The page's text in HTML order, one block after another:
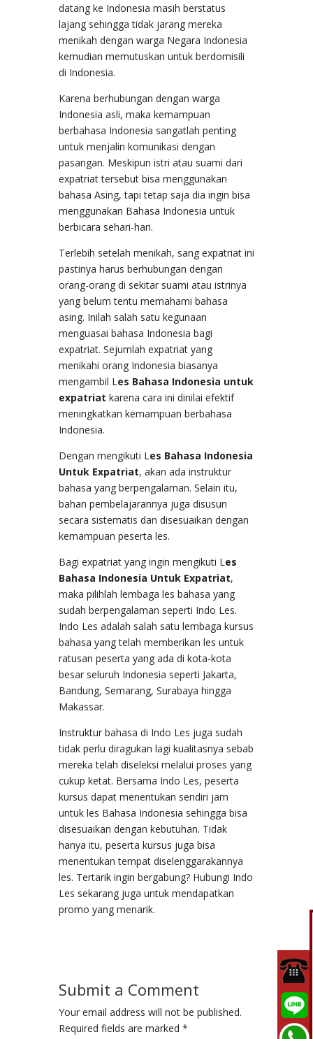
datang ke Indonesia masih berstatus
lajang sehingga tidak jarang mereka
menikah dengan warga Negara Indonesia
kemudian memutuskan untuk berdomisili
di Indonesia.
Karena berhubungan dengan warga
Indonesia asli, maka kemampuan
berbahasa Indonesia sangatlah penting
untuk menjalin komunikasi dengan
pasangan. Meskipun istri atau suami dari
expatriat tersebut bisa menggunakan
bahasa Asing, tapi tetap saja dia ingin bisa
menggunakan Bahasa Indonesia untuk
berbicara sehari-hari.
Terlebih setelah menikah, sang expatriat ini
pastinya harus berhubungan dengan
orang-orang di sekitar suami atau istrinya
yang belum tentu memahami bahasa
asing. Inilah salah satu kegunaan
menguasai bahasa Indonesia bagi
expatriat. Sejumlah expatriat yang
menikahi orang Indonesia biasanya
mengambil Les Bahasa Indonesia untuk
expatriat karena cara ini dinilai efektif
meningkatkan kemampuan berbahasa
Indonesia.
Dengan mengikuti Les Bahasa Indonesia
Untuk Expatriat, akan ada instruktur
bahasa yang berpengalaman. Selain itu,
bahan pembelajarannya juga disusun
secara sistematis dan disesuaikan dengan
kemampuan peserta les.
Bagi expatriat yang ingin mengikuti Les
Bahasa Indonesia Untuk Expatriat,
maka pilihlah lembaga les bahasa yang
sudah berpengalaman seperti Indo Les.
Indo Les adalah salah satu lembaga kursus
bahasa yang telah memberikan les untuk
ratusan peserta yang ada di kota-kota
besar seluruh Indonesia seperti Jakarta,
Bandung, Semarang, Surabaya hingga
Makassar.
Instruktur bahasa di Indo Les juga sudah
tidak perlu diragukan lagi kualitasnya sebab
mereka telah diseleksi melalui proses yang
cukup ketat. Bersama Indo Les, peserta
kursus dapat menentukan sendiri jam
untuk les Bahasa Indonesia sehingga bisa
disesuaikan dengan kebutuhan. Tidak
hanya itu, peserta kursus juga bisa
menentukan tempat diselenggarakannya
les. Tertarik ingin bergabung? Hubungi Indo
Les sekarang juga untuk mendapatkan
promo yang menarik.
Submit a Comment
Your email address will not be published.
Required fields are marked *